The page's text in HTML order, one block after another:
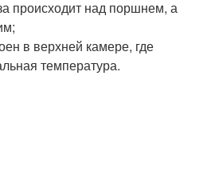
происходит над поршнем, а
в верхней камере, где
температура.